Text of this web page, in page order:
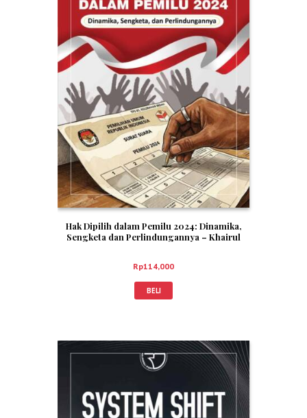
Hak Dipilih dalam Pemilu 2024: Dinamika,
Sengketa dan Perlindungannya – Khairul
Rp114,000
BELI